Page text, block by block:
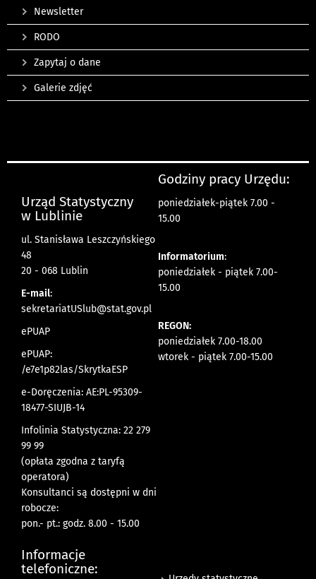
Newsletter
RODO
Zapytaj o dane
Galerie zdjęć
Urząd Statystyczny
w Lublinie
ul. Stanisława Leszczyńskiego
48
20 - 068 Lublin
E-mail:
sekretariatUSlub@stat.gov.pl
ePUAP
ePUAP:
/e7e1p82las/SkrytkaESP
e-Doręczenia: AE:PL-95309-
18477-SIUJB-14
Infolinia Statystyczna: 22 279
99 99
(opłata zgodna z taryfą
operatora)
Konsultanci są dostępni w dni
robocze:
pon.- pt.: godz. 8.00 - 15.00
Godziny pracy Urzędu:
poniedziałek-piątek 7.00 -
15.00
Informatorium:
poniedziałek - piątek 7.00-
15.00
REGON:
poniedziałek 7.00-18.00
wtorek - piątek 7.00-15.00
Informacje
telefoniczne: